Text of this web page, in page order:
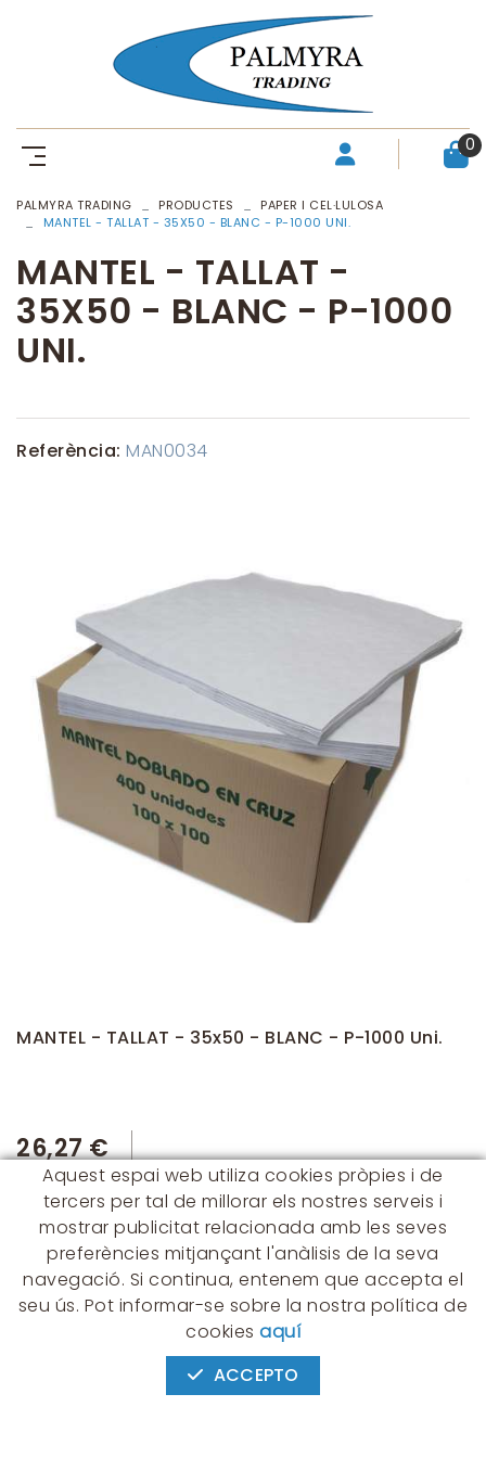
0
PALMYRA TRADING PRODUCTES
PAPER I CEL·LULOSA
MANTEL - TALLAT - 35X50 - BLANC - P-1000 UNI.
MANTEL - TALLAT -
35X50 - BLANC - P-1000
UNI.
Referència: MAN0034
MANTEL - TALLAT - 35x50 - BLANC - P-1000 Uni.
26,27 €
CONTACTE
Albert Einstein, 54 - 60 - Nave 3
08940 Cornellà de Llobregat
(BARCELONA)
Aquest espai web utiliza cookies pròpies i de
tercers per tal de millorar els nostres serveis i
mostrar publicitat relacionada amb les seves
preferències mitjançant l'anàlisis de la seva
navegació. Si continua, entenem que accepta el
seu ús. Pot informar-se sobre la nostra política de
cookies aquí
ACCEPTO